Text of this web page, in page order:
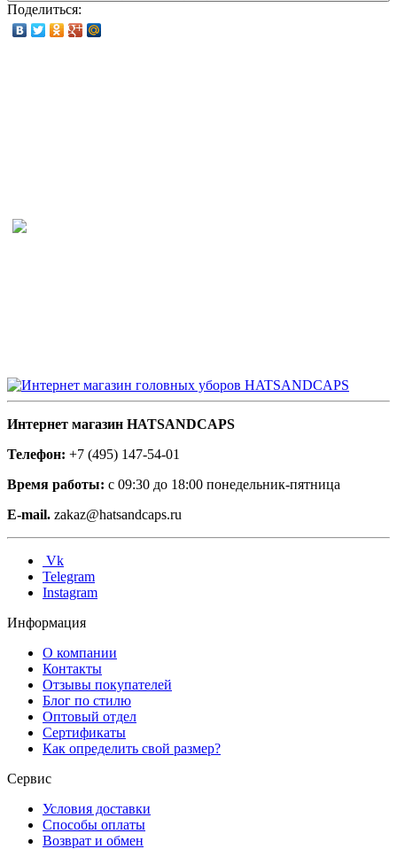
Поделиться:
Интернет магазин HATSANDCAPS
Телефон: +7 (495) 147-54-01
Время работы: с 09:30 до 18:00 понедельник-пятница
E-mail. zakaz@hatsandcaps.ru
Vk
Telegram
Instagram
Информация
О компании
Контакты
Отзывы покупателей
Блог по стилю
Оптовый отдел
Сертификаты
Как определить свой размер?
Сервис
Условия доставки
Способы оплаты
Возврат и обмен